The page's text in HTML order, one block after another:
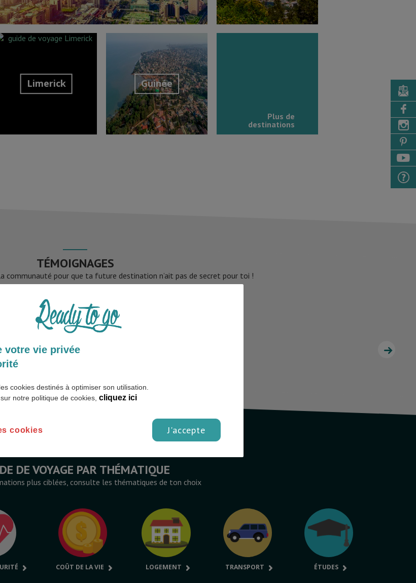
Découvrir la destination Découvrir la destination
Limerick Guinée
Plus de
destinations
TÉMOIGNAGES
communauté pour que ta future destination n’ait pas de secret pour toi !
PLUS DE TÉMOIGNAGES
DE VOYAGE PAR THÉMATIQUE
plus ciblées, consulte les thématiques de ton choix
COÛT DE LA VIE LOGEMENT TRANSPORT ÉTUDES
votre vie privée
cookies destinés à optimiser son utilisation.
notre politique de cookies, cliquez ici
J'accepte
cookies